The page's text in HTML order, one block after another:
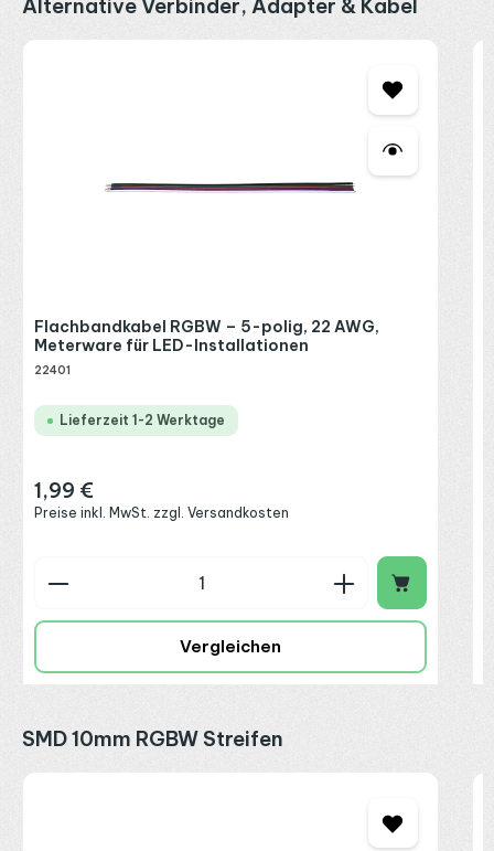
Alternative Verbinder, Adapter & Kabel
Flachbandkabel RGBW – 5-polig, 22 AWG,
Meterware für LED-Installationen
22401
Lieferzeit 1-2 Werktage
Regulärer Preis:
1,99 €
Preise inkl. MwSt. zzgl. Versandkosten
Produkt Anzahl: Gib den gewünschten Wert
Vergleichen
Produktgalerie überspringen
SMD 10mm RGBW Streifen